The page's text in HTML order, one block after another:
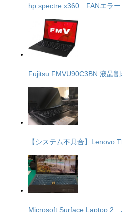
hp spectre x360 FANエラー
Fujitsu FMVU90C3BN 液晶割
【システム不具合】Lenovo
Microsoft Surface Laptop 2